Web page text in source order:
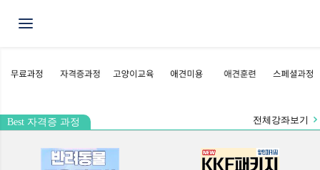
Toggle navigation
Best 자격증 과정 전체강좌보기